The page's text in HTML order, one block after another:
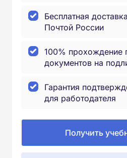
Бесплатная
Почтой России
100% прохождение
документов на
Гарантия
для работодателя
Получить